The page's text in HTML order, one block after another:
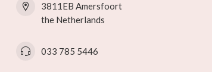
3811EB Amersfoort
the Netherlands
033 785 5446